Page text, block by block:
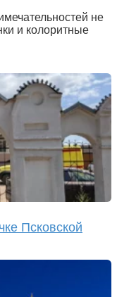
не
и колоритные
Псковской